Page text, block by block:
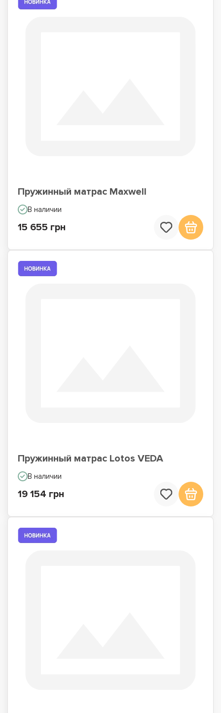
Пружинный матрас Maxwell
В наличии
15 655 грн
Пружинный матрас Lotos VEDA
В наличии
19 154 грн